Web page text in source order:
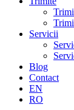
Servicii
Blog
Contact
EN
RO